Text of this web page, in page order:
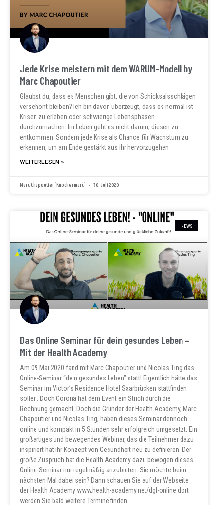
Jede Krise meistern mit dem WARUM-Modell by
Marc Chapoutier
Glaubst du, dass es Menschen gibt, die von Schicksalsschlägen
verschont bleiben? Ich bin davon überzeugt, dass es normal ist
Krisen zu erleben oder schwierige Lebensphasen
durchzumachen. Im Leben geht es nicht darum, diesen zu
entkommen. Sondern jede Krise als Chance für Wachstum zu
erkennen, um am Ende gestärkt aus ihr hervorzugehen
WEITERLESEN »
Marc Chapoutier "Knochenmarc" 30. Juli 2020
NEWS
Das Online Seminar für dein gesundes Leben –
Mit der Health Academy
Am 09.Mai 2020 fand mit Marc Chapoutier und Nicolas Ting das
Online-Seminar “dein gesundes Leben” statt! Eigentlich hätte das
Seminar im Victor’s Residence Hotel Saarbrücken stattfinden
sollen. Doch Corona hat dem Event ein Strich durch die
Rechnung gemacht. Doch die Gründer der Health Academy, Marc
Chapoutier und Nicolas Ting, haben dieses Seminar dennoch
online und kompakt in 5 Stunden sehr erfolgreich umgesetzt. Ein
großartiges und bewegendes Webinar, das die Teilnehmer dazu
inspiriert hat ihr Konzept von Gesundheit neu zu definieren. Der
große Zuspruch hat die Health Academy dazu bewogen dieses
Online-Seminar nur regelmäßig anzubieten. Sie möchte beim
nächsten Mal dabei sein? Dann schauen Sie auf der Webseite
der Health Academy www.health-academy.net/dgl-online dort
werden Sie bald weitere Termine finden.